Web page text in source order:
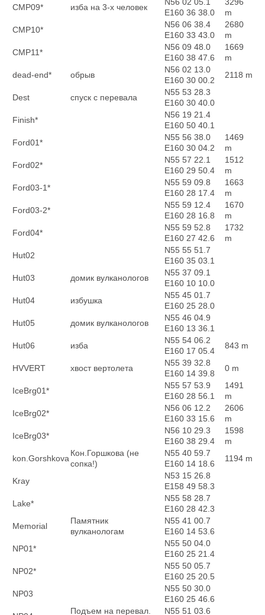
CMP09* изба на 3-х человек
N56 02 05.1
E160 36 38.0
3296
m
CMP10*
N56 06 38.4
E160 33 43.0
2680
m
CMP11*
N56 09 48.0
E160 38 47.6
1669
m
dead-end*
обрыв
N56 02 13.0
E160 30 00.2
2118 m
Dest спуск с перевала
N55 53 28.3
E160 30 40.0
Finish*
N56 19 21.4
E160 50 40.1
Ford01*
N55 56 38.0
E160 30 04.2
1469
m
Ford02*
N55 57 22.1
E160 29 50.4
1512
m
Ford03-1*
N55 59 09.8
E160 28 17.4
1663
m
Ford03-2*
N55 59 12.4
E160 28 16.8
1670
m
Ford04*
N55 59 52.8
E160 27 42.6
1732
m
Hut02
N55 55 51.7
E160 35 03.1
Hut03
домик вулканологов
N55 37 09.1
E160 10 10.0
Hut04
избушка
N55 45 01.7
E160 25 28.0
Hut05
домик вулканологов
N55 46 04.9
E160 13 36.1
Hut06
изба
N55 54 06.2
E160 17 05.4
843 m
HVVERT хвост вертолета
N55 39 32.8
E160 14 39.8
0 m
IceBrg01*
N55 57 53.9
E160 28 56.1
1491
m
IceBrg02*
N56 06 12.2
E160 33 15.6
2606
m
IceBrg03*
N56 10 29.3
E160 38 29.4
1598
m
kon.Gorshkova
Кон.Горшкова (не
сопка!)
N55 40 59.7
E160 14 18.6
1194 m
Kray
N53 15 26.8
E158 49 58.3
Lake*
N55 58 28.7
E160 28 42.3
Memorial
Памятник
вулканологам
N55 41 00.7
E160 14 53.6
NP01*
N55 50 04.0
E160 25 21.4
NP02*
N55 50 05.7
E160 25 20.5
NP03
N55 50 30.0
E160 25 46.6
Подъем на перевал.
N55 51 03.6